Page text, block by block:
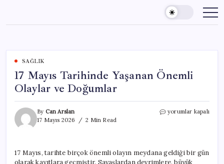
content
SAĞLIK
17 Mayıs Tarihinde Yaşanan Önemli
Olaylar ve Doğumlar
By Can Arslan
17 Mayıs 2026
2 Min Read
17
Olaylar
ve
yorumlar kapalı
17 Mayıs, tarihte birçok önemli olayın meydana geldiği bir gün
olarak kayıtlara geçmiştir. Savaşlardan devrimlere, büyük